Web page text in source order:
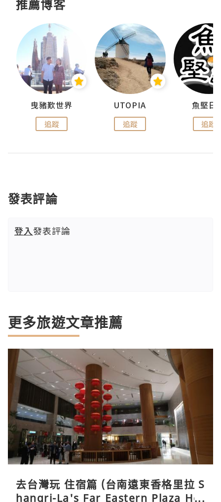
推薦博客
曳豬歎世界
追蹤
UTOPIA
追蹤
魚堅日
追蹤
發表評論
登入發表評論
更多旅遊文章推薦
去台灣玩 住宿篇 (台南遠東香格里拉 S
hangri-La's Far Eastern Plaza Hot